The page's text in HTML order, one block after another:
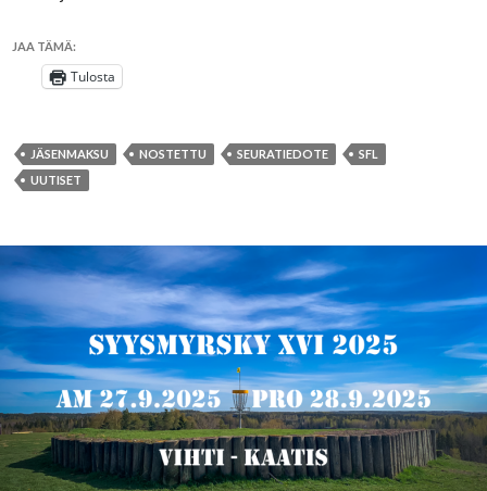
JAA TÄMÄ:
Tulosta
JÄSENMAKSU NOSTETTU SEURATIEDOTE
SFL
UUTISET